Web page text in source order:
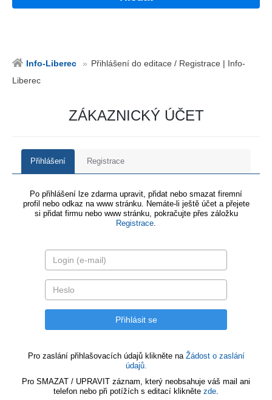
Info-Liberec
Přihlášení do editace / Registrace | Info-
Liberec
ZÁKAZNICKÝ ÚČET
Přihlášení Registrace
Po přihlášení lze zdarma upravit, přidat nebo smazat firemní
profil nebo odkaz na www stránku. Nemáte-li ještě účet a přejete
si přidat firmu nebo www stránku, pokračujte přes záložku
Registrace.
Pro zaslání přihlašovacích údajů klikněte na Žádost o zaslání
údajů.
Pro SMAZAT / UPRAVIT záznam, který neobsahuje váš mail ani
telefon nebo při potížích s editací klikněte zde.